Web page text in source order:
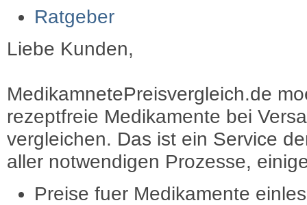
Ratgeber
Liebe Kunden,
MedikamnetePreisvergleich.de
rezeptfreie Medikamente bei
vergleichen. Das ist ein Service
aller notwendigen Prozesse,
Preise fuer Medikamente